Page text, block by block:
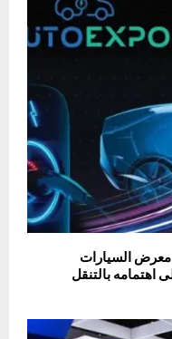
دورات معرض السيارات
اهتمامه بالتنقل